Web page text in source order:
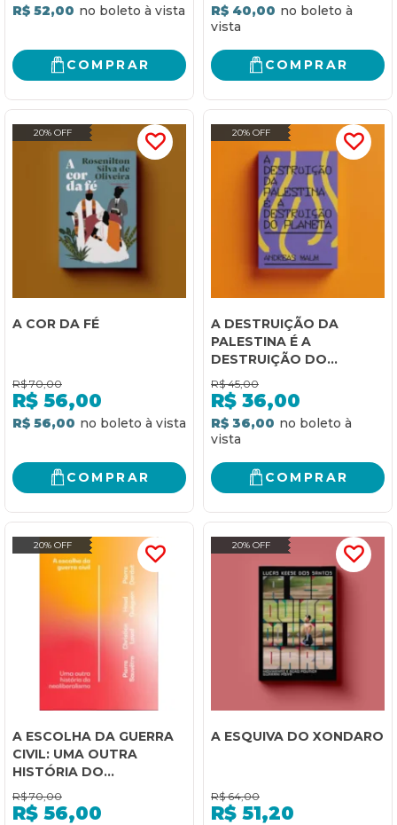
R$ 52,00
COMPRAR
R$ 40,00
COMPRAR
20% OFF
A COR DA FÉ
R$ 70,00
R$ 56,00
R$ 56,00
COMPRAR
20% OFF
A DESTRUIÇÃO DA
PALESTINA É A
DESTRUIÇÃO DO
PLANETA
R$ 45,00
R$ 36,00
R$ 36,00
COMPRAR
20% OFF
A ESCOLHA DA GUERRA
CIVIL: UMA OUTRA
HISTÓRIA DO
NEOLIBERALISMO
R$ 70,00
R$ 56,00
20% OFF
A ESQUIVA DO XONDARO
R$ 64,00
R$ 51,20